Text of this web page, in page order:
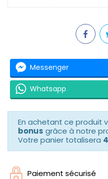
Messenger
Whatsapp
En achetant ce produit
bonus grâce à notre
Votre panier totalisera
Paiement sécurisé